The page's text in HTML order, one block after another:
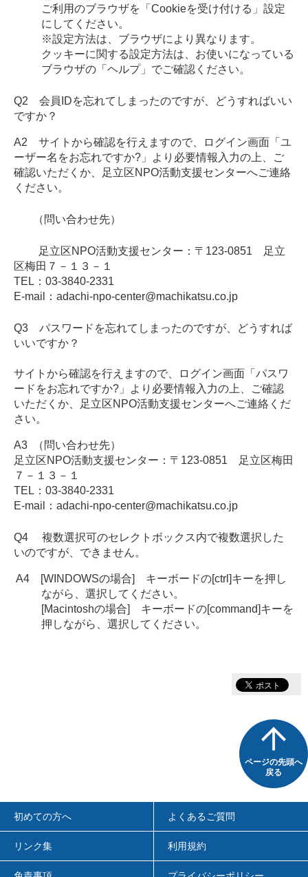
ご利用のブラウザを「Cookieを受け付ける」設定
にしてください。
※設定方法は、ブラウザにより異なります。
クッキーに関する設定方法は、お使いになっている
ブラウザの「ヘルプ」でご確認ください。
Q2 会員IDを忘れてしまったのですが、どうすればいい
ですか？
A2 サイトから確認を行えますので、ログイン画面「ユ
ーザー名をお忘れですか?」より必要情報入力の上、ご
確認いただくか、足立区NPO活動支援センターへご連絡
ください。
（問い合わせ先）
足立区NPO活動支援センター：〒123-0851 足立
区梅田７－１３－１
TEL： 03-3840-2331
E-mail： adachi-npo-center@machikatsu.co.jp
Q3 パスワードを忘れてしまったのですが、どうすれば
いいですか？
サイトから確認を行えますので、ログイン画面「パスワ
ードをお忘れですか?」より必要情報入力の上、ご確認
いただくか、足立区NPO活動支援センターへご連絡くだ
さい。
A3 （問い合わせ先）
足立区NPO活動支援センター：〒123-0851 足立区梅田
７－１３－１
TEL： 03-3840-2331
E-mail： adachi-npo-center@machikatsu.co.jp
Q4 複数選択可のセレクトボックス内で複数選択した
いのですが、できません。
A4 [WINDOWSの場合] キーボードの[ctrl]キーを押し
ながら、選択してください。
[Macintoshの場合] キーボードの[command]キーを
押しながら、選択してください。
ページの先頭へ
戻る
初めての方へ よくあるご質問
リンク集 利用規約